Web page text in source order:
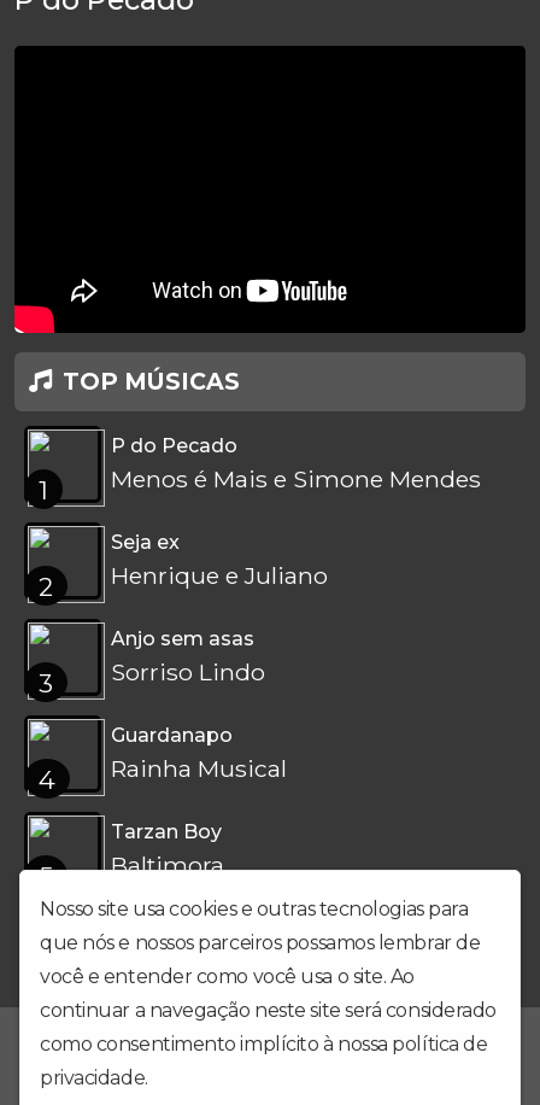
TOP MÚSICAS
1
P do Pecado
Menos é Mais e Simone Mendes
2
Seja ex
Henrique e Juliano
3
Anjo sem asas
Sorriso Lindo
4
Guardanapo
Rainha Musical
5
Tarzan Boy
Baltimora
Nosso site usa cookies e outras tecnologias para
que nós e nossos parceiros possamos lembrar de
você e entender como você usa o site. Ao
continuar a navegação neste site será considerado
como consentimento implícito à nossa política de
privacidade.
No ar desde setembro de 2019, a Tottal FM veio pra ficar, e veio
pra ser Um show de rádio no seu coração!